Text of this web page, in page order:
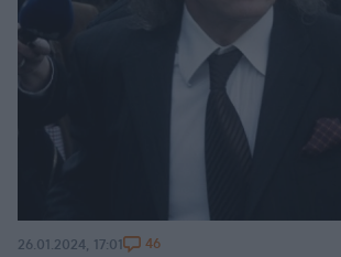
26.01.2024, 17:01 46